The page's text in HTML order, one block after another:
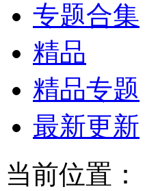
专题合集
精品
精品专题
最新更新
当前位置：